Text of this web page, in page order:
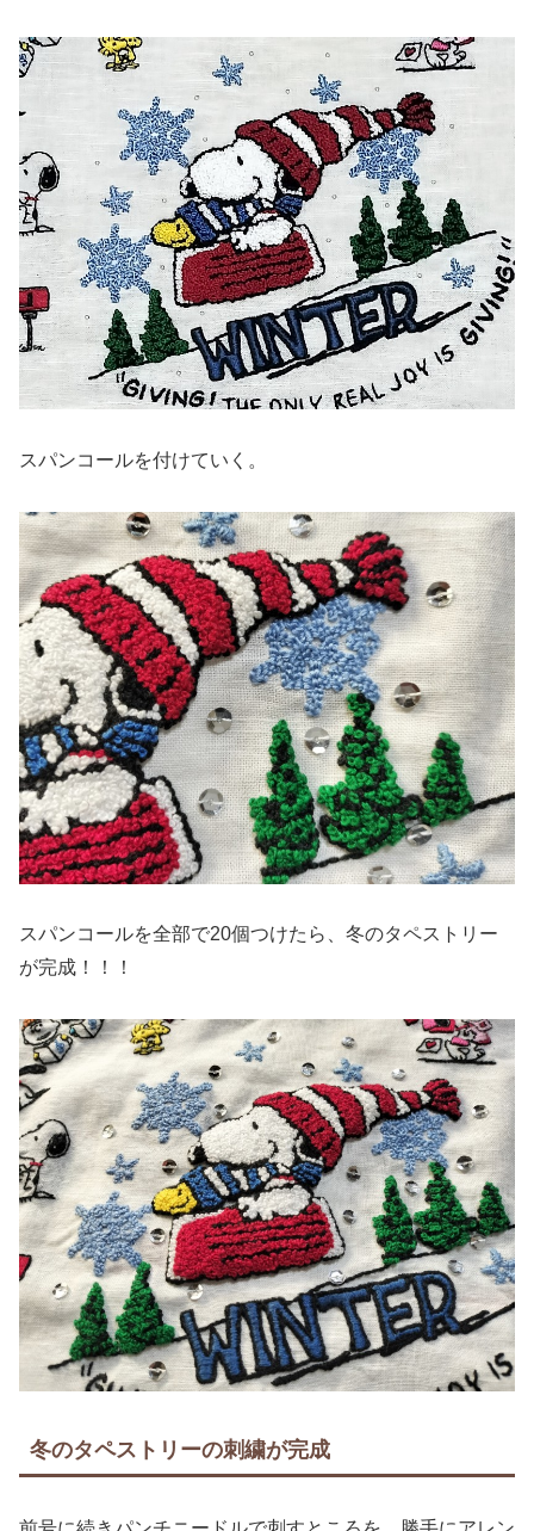
スパンコールを付けていく。
スパンコールを全部で20個つけたら、冬のタペストリー
が完成！！！
冬のタペストリーの刺繍が完成